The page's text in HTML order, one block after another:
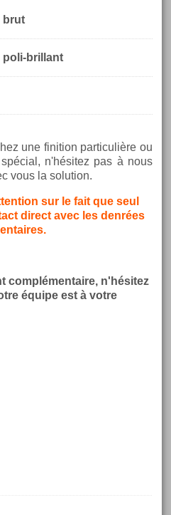
brut
poli-brillant
une finition particulière ou
n'hésitez pas à nous
vous la solution.
sur le fait que seul
direct avec les denrées
complémentaire, n'hésitez
équipe est à votre